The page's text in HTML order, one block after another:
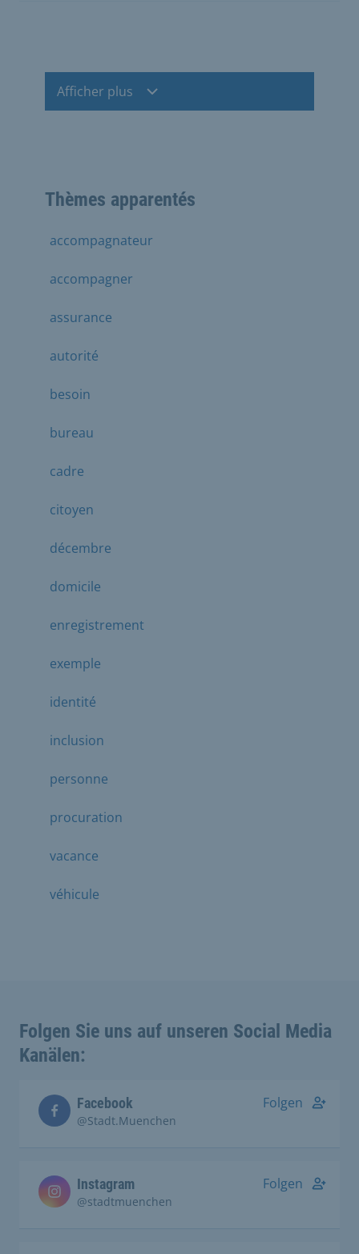
Afficher plus
Thèmes apparentés
accompagnateur
accompagner
assurance
autorité
besoin
bureau
cadre
citoyen
décembre
domicile
enregistrement
exemple
identité
inclusion
personne
procuration
vacance
véhicule
Folgen Sie uns auf unseren Social Media
Kanälen:
Facebook
@Stadt.Muenchen
Folgen
Instagram
@stadtmuenchen
Folgen